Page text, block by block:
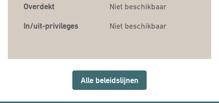
Overdekt Niet beschikbaar
In/uit-privileges Niet beschikbaar
Alle beleidslijnen